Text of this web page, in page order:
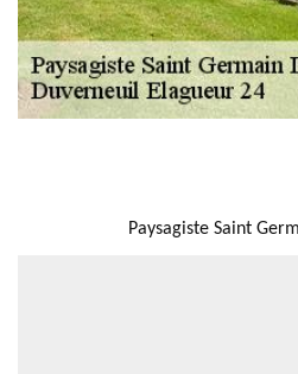
Paysagiste Saint